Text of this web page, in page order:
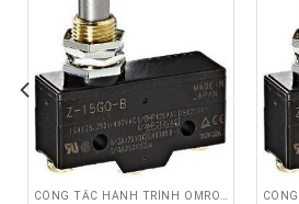
CÔNG TẮC HÀNH TRÌNH OMRON